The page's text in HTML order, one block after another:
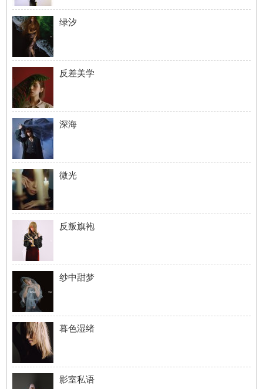
绿汐
反差美学
深海
微光
反叛旗袍
纱中甜梦
暮色湿绪
影室私语